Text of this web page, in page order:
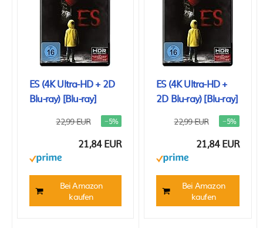
ES (4K Ultra-HD + 2D
Blu-ray) [Blu-ray]
22,99 EUR −5%
21,84 EUR
Bei Amazon
kaufen
ES (4K Ultra-HD +
2D Blu-ray) [Blu-ray]
22,99 EUR −5%
21,84 EUR
Bei Amazon
kaufen